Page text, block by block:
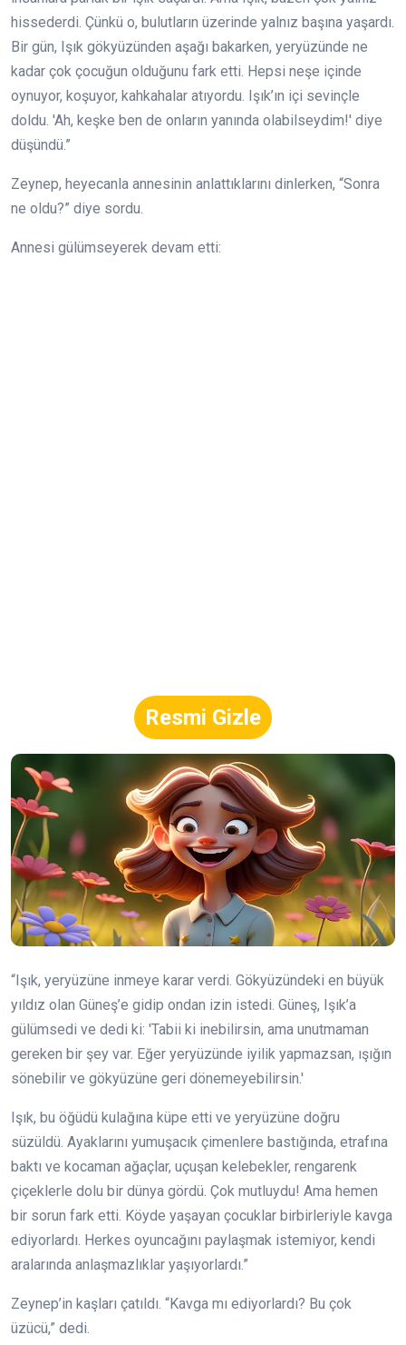
hissederdi. Çünkü o, bulutların üzerinde yalnız başına yaşardı.
Bir gün, Işık gökyüzünden aşağı bakarken, yeryüzünde ne
kadar çok çocuğun olduğunu fark etti. Hepsi neşe içinde
oynuyor, koşuyor, kahkahalar atıyordu. Işık’ın içi sevinçle
doldu. 'Ah, keşke ben de onların yanında olabilseydim!' diye
düşündü.”
Zeynep, heyecanla annesinin anlattıklarını dinlerken, “Sonra
ne oldu?” diye sordu.
Annesi gülümseyerek devam etti:
Resmi Gizle
“Işık, yeryüzüne inmeye karar verdi. Gökyüzündeki en büyük
yıldız olan Güneş’e gidip ondan izin istedi. Güneş, Işık’a
gülümsedi ve dedi ki: 'Tabii ki inebilirsin, ama unutmaman
gereken bir şey var. Eğer yeryüzünde iyilik yapmazsan, ışığın
sönebilir ve gökyüzüne geri dönemeyebilirsin.'
Işık, bu öğüdü kulağına küpe etti ve yeryüzüne doğru
süzüldü. Ayaklarını yumuşacık çimenlere bastığında, etrafına
baktı ve kocaman ağaçlar, uçuşan kelebekler, rengarenk
çiçeklerle dolu bir dünya gördü. Çok mutluydu! Ama hemen
bir sorun fark etti. Köyde yaşayan çocuklar birbirleriyle kavga
ediyorlardı. Herkes oyuncağını paylaşmak istemiyor, kendi
aralarında anlaşmazlıklar yaşıyorlardı.”
Zeynep’in kaşları çatıldı. “Kavga mı ediyorlardı? Bu çok
üzücü,” dedi.